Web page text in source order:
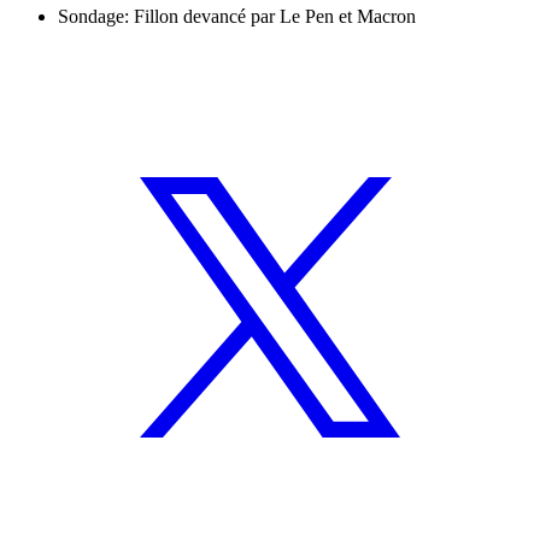
Sondage: Fillon devancé par Le Pen et Macron